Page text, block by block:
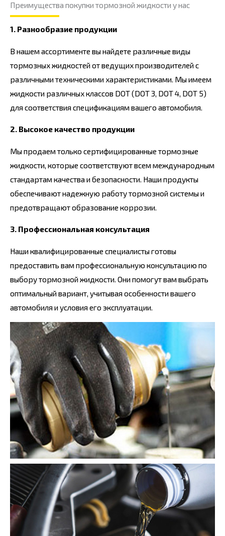
Преимущества покупки тормозной жидкости у нас
1. Разнообразие продукции
В нашем ассортименте вы найдете различные виды
тормозных жидкостей от ведущих производителей с
различными техническими характеристиками. Мы имеем
жидкости различных классов DOT (DOT 3, DOT 4, DOT 5)
для соответствия спецификациям вашего автомобиля.
2. Высокое качество продукции
Мы продаем только сертифицированные тормозные
жидкости, которые соответствуют всем международным
стандартам качества и безопасности. Наши продукты
обеспечивают надежную работу тормозной системы и
предотвращают образование коррозии.
3. Профессиональная консультация
Наши квалифицированные специалисты готовы
предоставить вам профессиональную консультацию по
выбору тормозной жидкости. Они помогут вам выбрать
оптимальный вариант, учитывая особенности вашего
автомобиля и условия его эксплуатации.